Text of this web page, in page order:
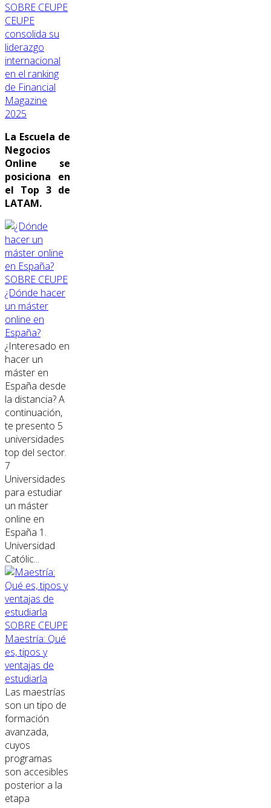
SOBRE CEUPE
CEUPE
consolida su
liderazgo
internacional
en el ranking
de Financial
Magazine
2025
La Escuela de
Negocios
Online se
posiciona en
el Top 3 de
LATAM.
SOBRE CEUPE
¿Dónde hacer
un máster
online en
España?
¿Interesado en
hacer un
máster en
España desde
la distancia? A
continuación,
te presento 5
universidades
top del sector.
7
Universidades
para estudiar
un máster
online en
España 1.
Universidad
Católic...
SOBRE CEUPE
Maestría: Qué
es, tipos y
ventajas de
estudiarla
Las maestrías
son un tipo de
formación
avanzada,
cuyos
programas
son accesibles
posterior a la
etapa